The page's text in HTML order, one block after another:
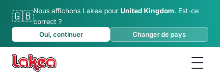
🇬🇧Nous affichons Lakea pour United Kingdom. Est-ce
correct ?
Oui, continuer
Changer de pays